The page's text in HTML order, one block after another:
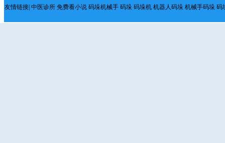
友情链接| 中医诊所 免费看小说 码垛机械手 码垛 码垛机 机器人码垛 机械手码垛 码